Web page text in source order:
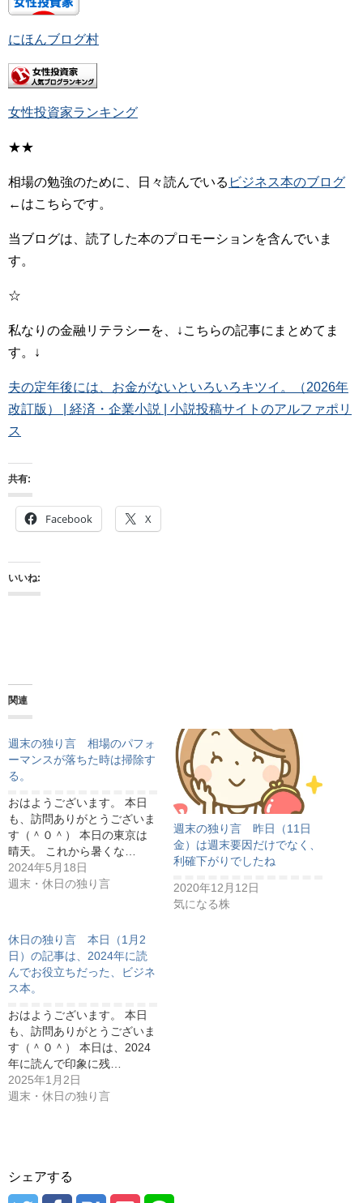
にほんブログ村
女性投資家ランキング
★★
相場の勉強のために、日々読んでいる ビジネス本のブログ
←はこちらです。
当ブログは、読了した本のプロモーションを含んでいま
す。
☆
私なりの金融リテラシーを、↓こちらの記事にまとめてま
す。↓
夫の定年後には、お金がないといろいろキツイ。（2026年
改訂版） | 経済・企業小説 | 小説投稿サイトのアルファポリ
ス
共有:
Facebook X
いいね:
関連
週末の独り言 相場のパフォ
ーマンスが落ちた時は掃除す
る。
おはようございます。 本日
も、訪問ありがとうございま
す（＾０＾） 本日の東京は
晴天。 これから暑くな…
2024年5月18日
週末・休日の独り言
週末の独り言 昨日（11日
金）は週末要因だけでなく、
利確下がりでしたね
2020年12月12日
気になる株
休日の独り言 本日（1月2
日）の記事は、2024年に読
んでお役立ちだった、ビジネ
ス本。
おはようございます。 本日
も、訪問ありがとうございま
す（＾０＾） 本日は、2024
年に読んで印象に残…
2025年1月2日
週末・休日の独り言
シェアする